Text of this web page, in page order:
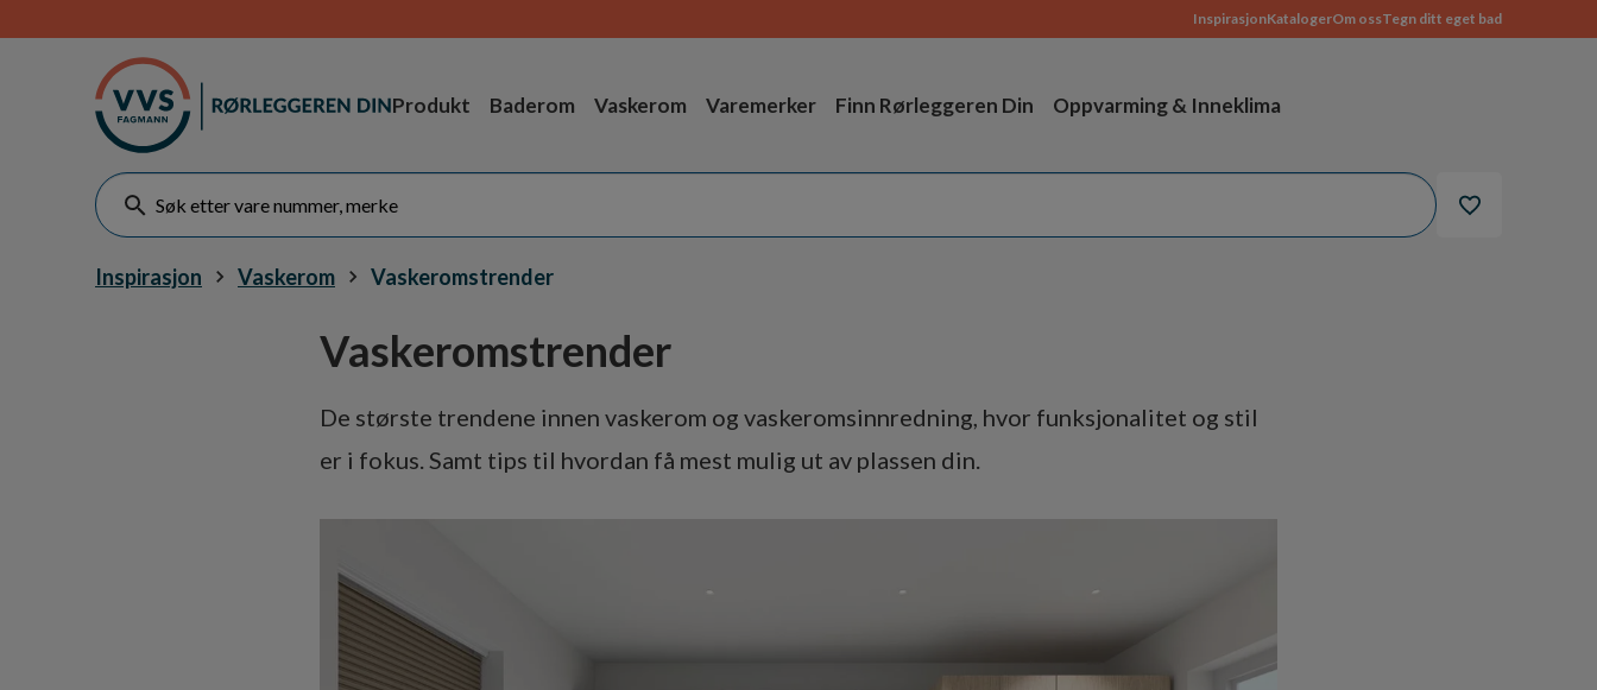
InspirasjonKatalogerOm ossTegn ditt eget bad
Produkt Baderom Vaskerom Varemerker Finn Rørleggeren Din Oppvarming & Inneklima
Inspirasjon Vaskerom Vaskeromstrender
Vaskeromstrender
De største trendene innen vaskerom og vaskeromsinnredning, hvor funksjonalitet og stil
er i fokus. Samt tips til hvordan få mest mulig ut av plassen din.